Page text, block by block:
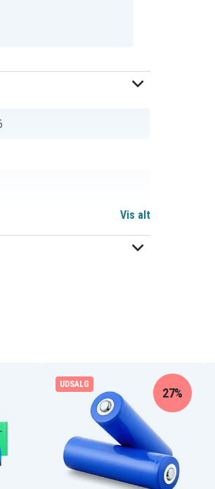
Roborock EWFD28HRR
Roborock P10 Pro
Roborock P10S Pure
Roborock P20 Pro
Roborock Q5 Pro
Vis alt
UDSALG
27%